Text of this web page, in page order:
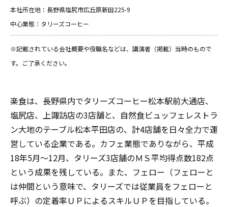
本社所在地：長野県塩尻市広丘原新田225-9
中心業態：タリーズコーヒー
※記載されている会社概要や役職名などは、講演者（掲載）当時のもので
す。ご了承ください。
楽食は、長野県内でタリーズコーヒー松本駅前大通店、
塩尻店、上諏訪店の3店舗と、自然食ビュッフェレストラ
ン大地のテーブル松本平田店の、計4店舗を日々全力で運
営している企業である。カフェ業態でありながら、平成
18年5月～12月、タリーズ3店舗のＭＳ平均得点数182点
という成果を残している。また、フェロー（フェローと
は仲間という意味で、タリーズでは従業員をフェローと
呼ぶ）の定着率ＵＰによるスキルＵＰを目指している。